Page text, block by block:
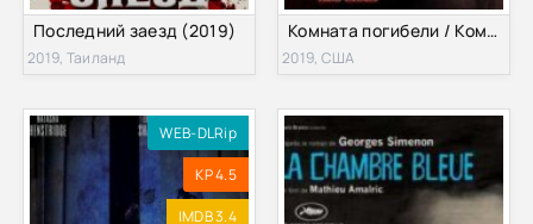
Последний заезд (2019)
2019, Таиланд
Комната погибели / Комната смерти (2019)
2019, США
WEB-DLRip
KP 4.5
IMDB 3.4